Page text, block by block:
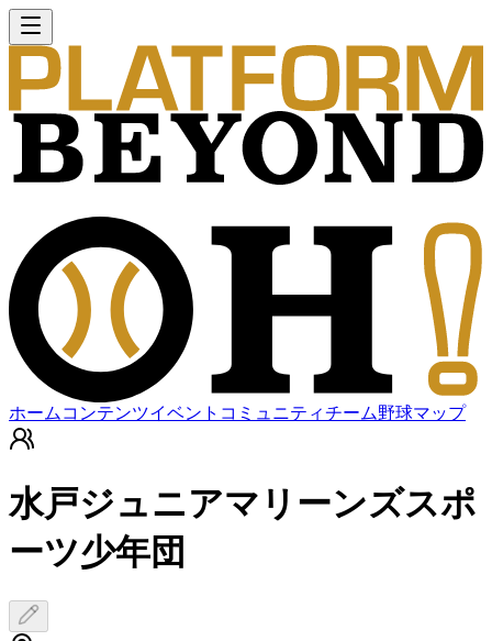
ホーム コンテンツイベント コミュニティチーム野球マップ
水戸ジュニアマリーンズスポ
ーツ少年団